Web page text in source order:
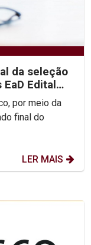
da seleção
Edital
por meio da
final do
LER MAIS